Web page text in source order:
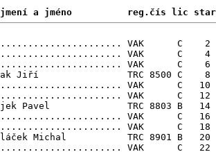
a jméno          reg.čís lic
VAK      C    2
VAK      C    4
VAK      C    6
Jiří                TRC 8500 C    8
VAK      C   10
VAK      C   12
Pavel              TRC 8803 B   14
VAK      C   16
VAK      C   18
Michal           TRC 8901 B   20
VAK      C   22